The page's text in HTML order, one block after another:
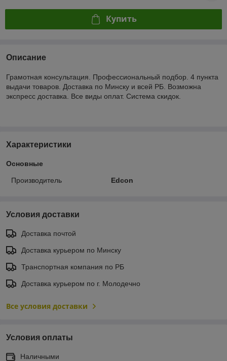
Купить
Описание
Грамотная консультация. Профессиональный подбор. 4 пункта
выдачи товаров. Доставка по Минску и всей РБ. Возможна
экспресс доставка. Все виды оплат. Система скидок.
Характеристики
Основные
Производитель Edcon
Условия доставки
Доставка почтой
Доставка курьером по Минску
Транспортная компания по РБ
Доставка курьером по г. Молодечно
Все условия доставки
Условия оплаты
Наличными